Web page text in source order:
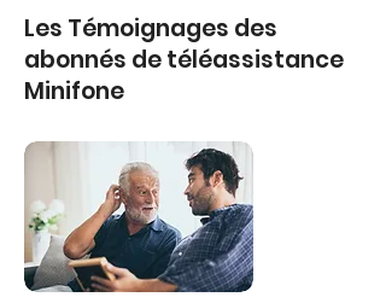
Les Témoignages des
abonnés de téléassistance
Minifone